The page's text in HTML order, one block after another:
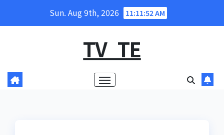
Sun. Aug 9th, 2026 11:11:53 AM
TV_TE